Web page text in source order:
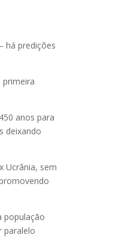
há predições
anos para
deixando
Ucrânia, sem
população
paralelo